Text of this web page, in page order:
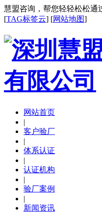
慧盟咨询，帮您轻轻松松通
[TAG标签云] [网站地图]
网站首页
|
客户验厂
|
体系认证
|
认证机构
|
验厂案例
|
新闻资讯